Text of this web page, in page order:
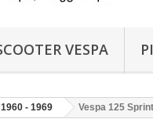
VESPA
- 1969 Vespa 125